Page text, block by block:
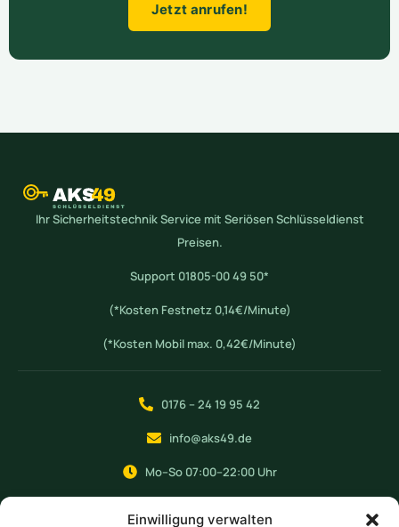
Einwilligung verwalten
Jetzt anrufen!
Ihr Sicherheitstechnik Service mit Seriösen Schlüsseldienst
Preisen.
Support 01805-00 49 50*
(*Kosten Festnetz 0,14€/Minute)
(*Kosten Mobil max. 0,42€/Minute)
0176 – 24 19 95 42
info@aks49.de
Mo–So 07:00–22:00 Uhr